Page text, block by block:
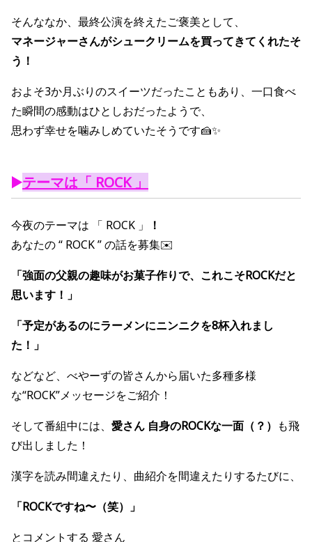
そんななか、最終公演を終えたご褒美として、
マネージャーさんがシュークリームを買ってきてくれたそ
う！
およそ3か月ぶりのスイーツだったこともあり、一口食べ
た瞬間の感動はひとしおだったようで、
思わず幸せを噛みしめていたそうです🍰✨
▶️テーマは「 ROCK 」
今夜のテーマは 「 ROCK 」
！
あなたの “ ROCK ” の話を募集✉️
「強面の父親の趣味がお菓子作りで、これこそROCKだと
思います！」
「予定があるのにラーメンにニンニクを8杯入れまし
た！」
などなど、べやーずの皆さんから届いた多種多様
な“ROCK”メッセージをご紹介！
そして番組中には、 愛さん 自身のROCKな一面（？） も飛
び出しました！
漢字を読み間違えたり、曲紹介を間違えたりするたびに、
「ROCKですね〜（笑）」
とコメントする 愛さん